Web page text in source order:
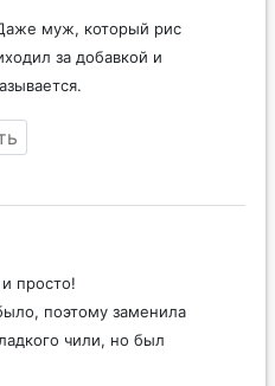
муж, который рис
за добавкой и
просто!
поэтому заменила
чили, но был